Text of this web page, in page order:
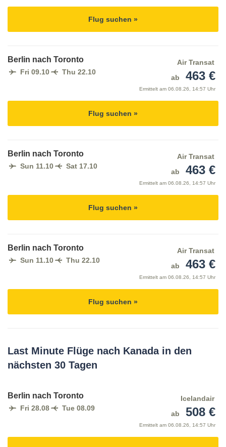
Flug suchen »
Berlin nach Toronto
Fri 09.10 Thu 22.10
Air Transat
ab
463 €
Ermittelt am 06.08.26, 14:57 Uhr
Flug suchen »
Berlin nach Toronto
Sun 11.10 Sat 17.10
Air Transat
ab
463 €
Ermittelt am 06.08.26, 14:57 Uhr
Flug suchen »
Berlin nach Toronto
Sun 11.10 Thu 22.10
Air Transat
ab
463 €
Ermittelt am 06.08.26, 14:57 Uhr
Flug suchen »
Last Minute Flüge nach Kanada in den
nächsten 30 Tagen
Berlin nach Toronto
Fri 28.08 Tue 08.09
Icelandair
ab
508 €
Ermittelt am 06.08.26, 14:57 Uhr